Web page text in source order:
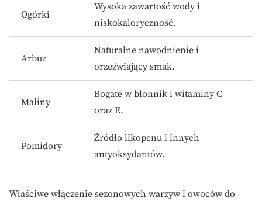
Ogórki
Wysoka zawartość wody i
niskokaloryczność.
Arbuz
Naturalne nawodnienie i
orzeźwiający smak.
Maliny
Bogate w błonnik i witaminy C
oraz E.
Pomidory
Źródło likopenu i innych
antyoksydantów.
Właściwe włączenie sezonowych warzyw i owoców do